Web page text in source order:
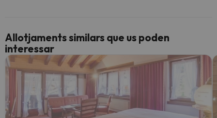
Allotjaments similars que us poden
interessar